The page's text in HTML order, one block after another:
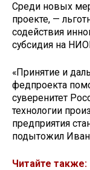
Среди новых
проекте, —
содействия
субсидия на
«Принятие и
федпроекта
суверенитет
технологии
предприятия
подытожил
Читайте также: